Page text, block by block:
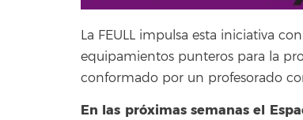
La FEULL impulsa esta iniciativa
equipamientos punteros para la
conformado por un profesorado
En las próximas semanas el